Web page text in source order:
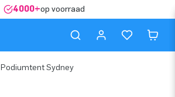
4000+op voorraad
Podiumtent Sydney